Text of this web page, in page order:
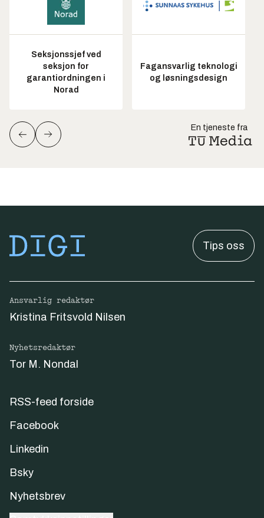
Seksjonssjef ved
seksjon for
garantiordningen i
Norad
Fagansvarlig teknologi
og løsningsdesign
En tjeneste fra
Tips oss
Ansvarlig redaktør
Kristina Fritsvold Nilsen
Nyhetsredaktør
Tor M. Nondal
RSS-feed forside
Facebook
Linkedin
Bsky
Nyhetsbrev